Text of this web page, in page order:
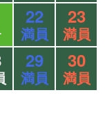
22
満員
23
満員
29
満員
30
満員